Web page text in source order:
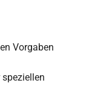
Vorgaben